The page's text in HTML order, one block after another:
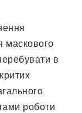
маскового
в
роботи